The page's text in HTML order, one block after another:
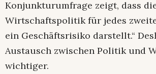
Konjunkturumfrage zeigt, dass
Wirtschaftspolitik für jedes
ein Geschäftsrisiko darstellt.“
Austausch zwischen Politik und
wichtiger.